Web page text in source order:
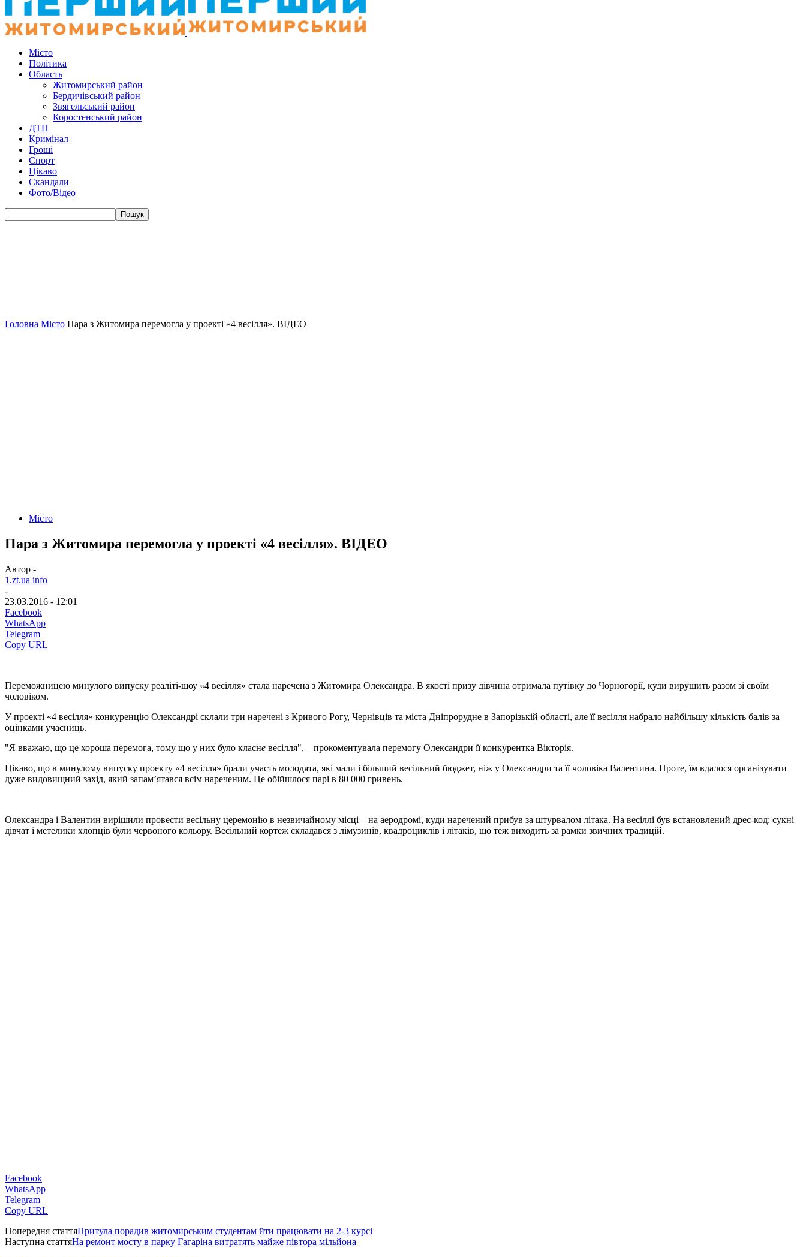
Місто
Політика
Область
Житомирський район
Бердичівський район
Звягельський район
Коростенський район
ДТП
Кримінал
Гроші
Спорт
Цікаво
Скандали
Фото/Відео
Головна Місто Пара з Житомира перемогла у проекті «4 весілля». ВІДЕО
Місто
Пара з Житомира перемогла у проекті «4 весілля». ВІДЕО
Автор -
1.zt.ua info
-
23.03.2016 - 12:01
Facebook
WhatsApp
Telegram
Copy URL
Переможницею минулого випуску реаліті-шоу «4 весілля» стала наречена з Житомира Олександра. В якості призу дівчина отримала путівку до Чорногорії, куди вирушить разом зі своїм
чоловіком.
У проекті «4 весілля» конкуренцію Олександрі склали три наречені з Кривого Рогу, Чернівців та міста Дніпрорудне в Запорізькій області, але її весілля набрало найбільшу кількість балів за
оцінками учасниць.
"Я вважаю, що це хороша перемога, тому що у них було класне весілля", – прокоментувала перемогу Олександри її конкурентка Вікторія.
Цікаво, що в минулому випуску проекту «4 весілля» брали участь молодята, які мали і більший весільний бюджет, ніж у Олександри та її чоловіка Валентина. Проте, їм вдалося організувати
дуже видовищний захід, який запам’ятався всім нареченим. Це обійшлося парі в 80 000 гривень.
Олександра і Валентин вирішили провести весільну церемонію в незвичайному місці – на аеродромі, куди наречений прибув за штурвалом літака. На весіллі був встановлений дрес-код: сукні
дівчат і метелики хлопців були червоного кольору. Весільний кортеж складався з лімузинів, квадроциклів і літаків, що теж виходить за рамки звичних традицій.
Facebook
WhatsApp
Telegram
Copy URL
Попередня статтяПритула порадив житомирським студентам йти працювати на 2-3 курсі
Наступна статтяНа ремонт мосту в парку Гагаріна витратять майже півтора мільйона